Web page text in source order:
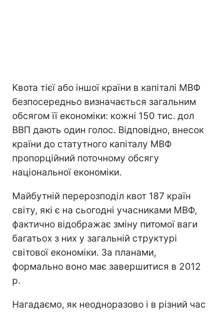
Квота тієї або іншої країни в капіталі МВФ
безпосередньо визначається загальним
обсягом її економіки: кожні 150 тис. дол
ВВП дають один голос. Відповідно, внесок
країни до статутного капіталу МВФ
пропорційний поточному обсягу
національної економіки.
Майбутній перерозподіл квот 187 країн
світу, які є на сьогодні учасниками МВФ,
фактично відображає зміну питомої ваги
багатьох з них у загальній структурі
світової економіки. За планами,
формально воно має завершитися в 2012
р.
Нагадаємо, як неодноразово і в різний час